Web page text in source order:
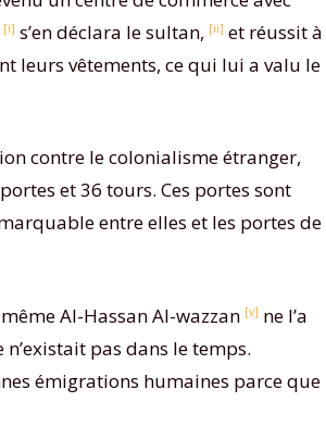
[i] s’en déclara le sultan, [ii] et réussit à
leurs vêtements, ce qui lui a valu le
contre le colonialisme étranger,
et 36 tours. Ces portes sont
entre elles et les portes de
Al-Hassan Al-wazzan [v] ne l’a
pas dans le temps.
émigrations humaines parce que